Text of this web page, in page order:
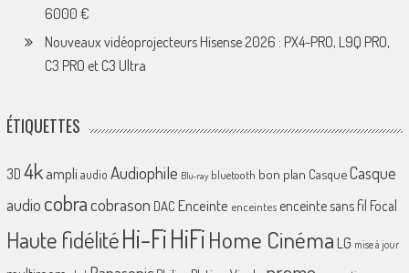
6000 €
Nouveaux vidéoprojecteurs Hisense 2026 : PX4-PRO, L9Q PRO,
C3 PRO et C3 Ultra
ÉTIQUETTES
3D 4k ampliaudio Audiophile Blu-ray bluetooth bon plan CasqueCasque
audio cobracobrason DAC Enceinte enceintes enceinte sans fil Focal
Haute fidélitéHi-FiHiFiHome Cinéma LG mise à jour